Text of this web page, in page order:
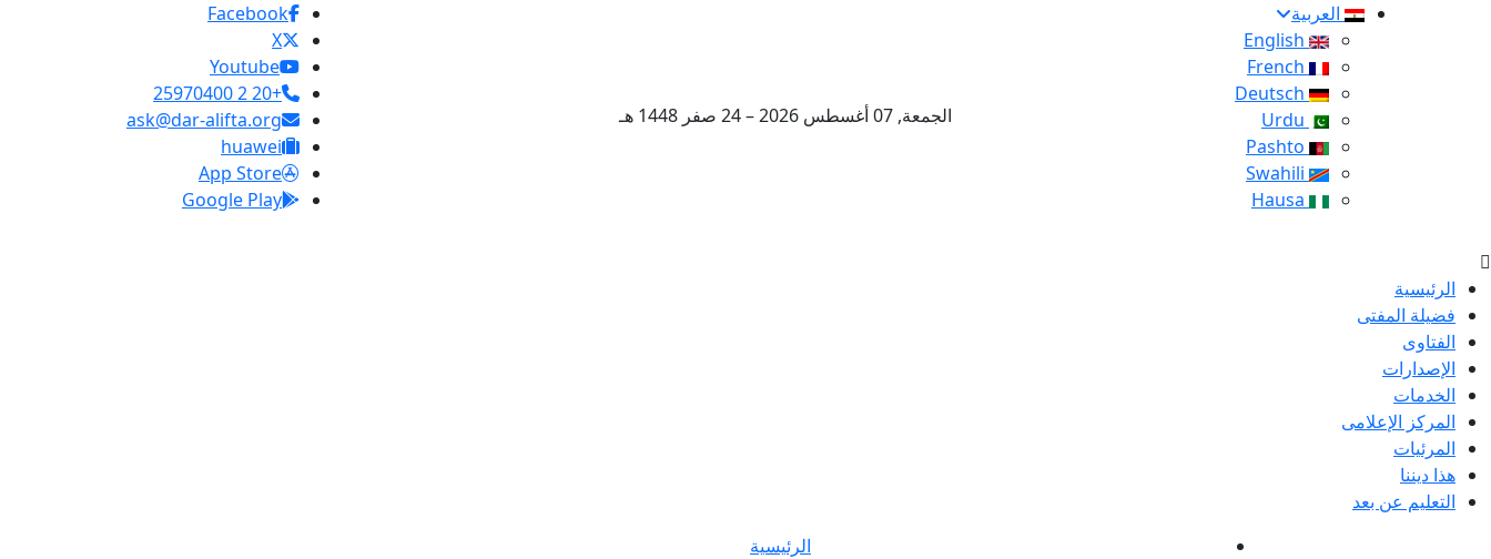
العربية
الجمعة, 07 أغسطس 2026 – 24 صفر 1448 هـ
Facebook
X
Youtube
+20 2 25970400
ask@dar-alifta.org
huawei
App Store
Google Play
الرئيسية
فضيلة المفتى
الفتاوى
الإصدارات
الخدمات
المركز الإعلامى
المرئيات
هذا ديننا
التعليم عن بعد
الرئيسية